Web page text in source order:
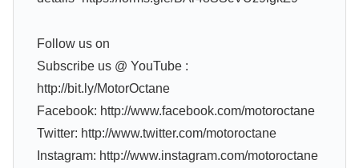
Follow us on
Subscribe us @ YouTube :
http://bit.ly/MotorOctane
Facebook: http://www.facebook.com/motoroctane
Twitter: http://www.twitter.com/motoroctane
Instagram: http://www.instagram.com/motoroctane